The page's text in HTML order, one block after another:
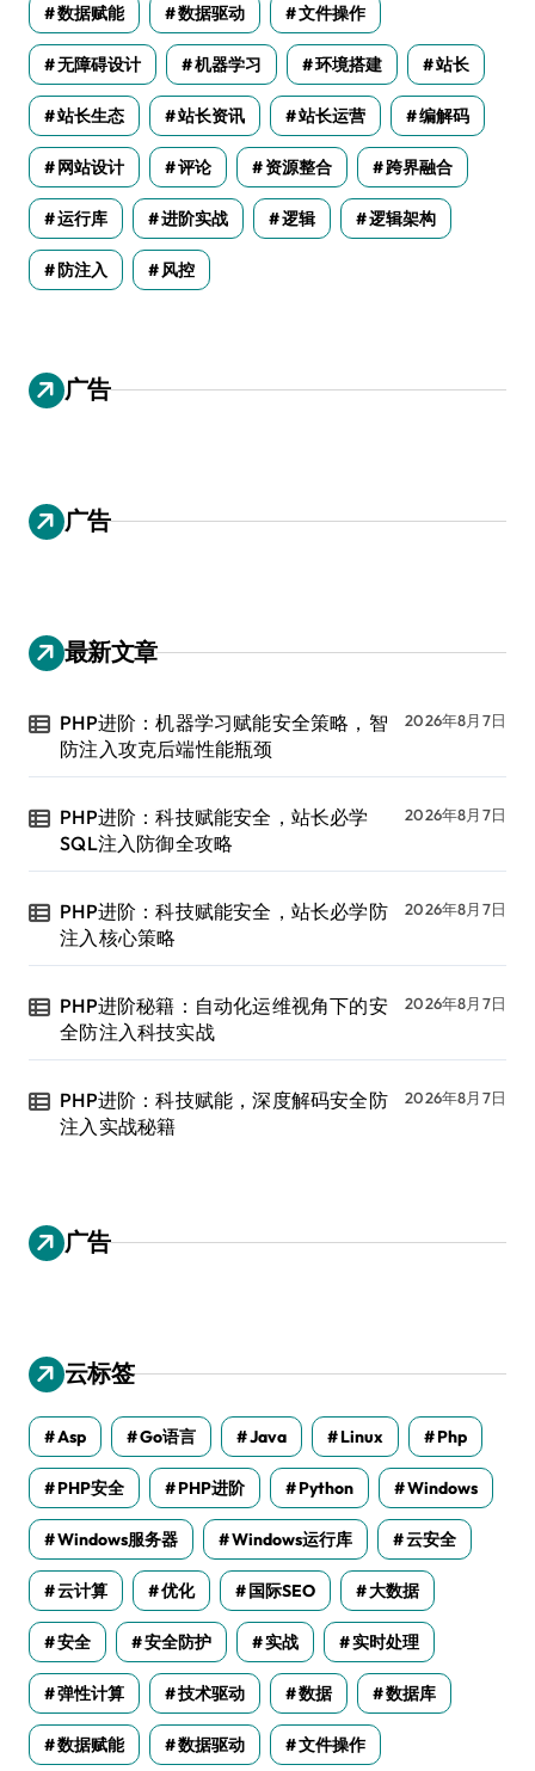
数据赋能 数据驱动 文件操作
无障碍设计 机器学习 环境搭建 站长
站长生态 站长资讯 站长运营 编解码
网站设计 评论 资源整合 跨界融合
运行库 进阶实战 逻辑 逻辑架构
防注入 风控
广告
广告
最新文章
PHP进阶：机器学习赋能安全策略，智
防注入攻克后端性能瓶颈
2026年8月7日
PHP进阶：科技赋能安全，站长必学
SQL注入防御全攻略
2026年8月7日
PHP进阶：科技赋能安全，站长必学防
注入核心策略
2026年8月7日
PHP进阶秘籍：自动化运维视角下的安
全防注入科技实战
2026年8月7日
PHP进阶：科技赋能，深度解码安全防
注入实战秘籍
2026年8月7日
广告
云标签
Asp Go语言 Java Linux Php
PHP安全 PHP进阶 Python Windows
Windows服务器 Windows运行库 云安全
云计算 优化 国际SEO 大数据
安全 安全防护 实战 实时处理
弹性计算 技术驱动 数据 数据库
数据赋能 数据驱动 文件操作